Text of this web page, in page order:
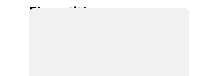
Flere titler